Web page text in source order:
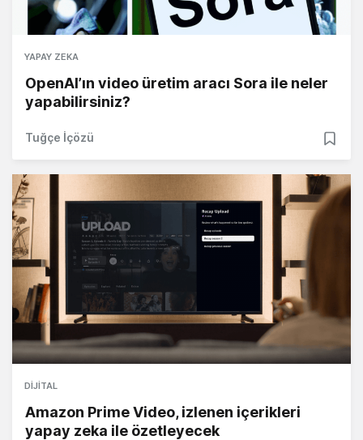
YAPAY ZEKA
OpenAI’ın video üretim aracı Sora ile neler
yapabilirsiniz?
Tuğçe İçözü
DIJITAL
Amazon Prime Video, izlenen içerikleri
yapay zeka ile özetleyecek